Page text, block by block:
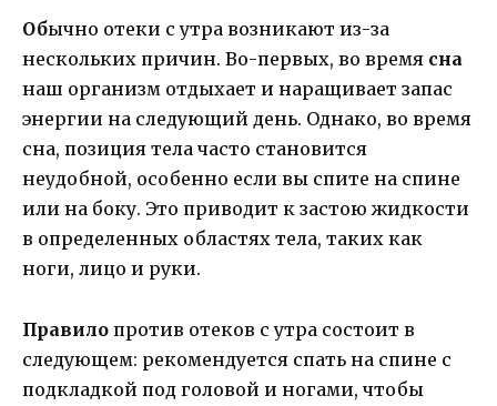
Обычно отеки с утра возникают из-за
нескольких причин. Во-первых, во время сна
наш организм отдыхает и наращивает запас
энергии на следующий день. Однако, во время
сна, позиция тела часто становится
неудобной, особенно если вы спите на спине
или на боку. Это приводит к застою жидкости
в определенных областях тела, таких как
ноги, лицо и руки.
Правило против отеков с утра состоит в
следующем: рекомендуется спать на спине с
подкладкой под головой и ногами, чтобы